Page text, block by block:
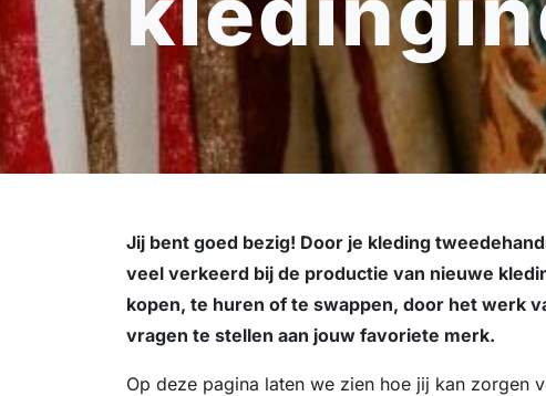
Jij bent goed bezig! Door je kleding
veel verkeerd bij de productie van nieuwe
kopen, te huren of te swappen, door het werk
vragen te stellen aan jouw favoriete merk.
Op deze pagina laten we zien hoe jij kan zorgen